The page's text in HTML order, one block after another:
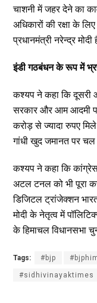
चाशनी में जहर देने का
अधिकारों की रक्षा के
प्रधानमंत्री नरेन्द्र
इंडी गठबंधन के रूप में
कश्यप ने कहा कि दूसरी
सरकार और आम आदमी
करोड़ से ज्यादा रुपए
गांधी खुद जमानत पर चल
कश्यप ने कहा कि
अटल टनल को भी पूरा
डिजिटल ट्रांजेक्शन
मोदी के नेतृत्व में
के हिमाचल विधानसभा
Tags: #bjp
#sidhivinayaktimes